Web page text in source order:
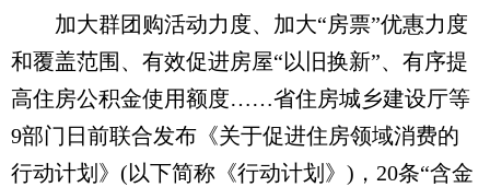
加大群团购活动力度、加大“房票”优惠力度
和覆盖范围、有效促进房屋“以旧换新”、有序提
高住房公积金使用额度……省住房城乡建设厅等
9部门日前联合发布《关于促进住房领域消费的
行动计划》(以下简称《行动计划》)，20条“含金